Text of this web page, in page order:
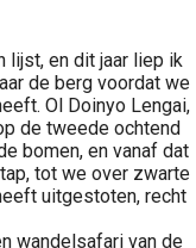
lijst, en dit jaar liep ik
de berg voordat we
Ol Doinyo Lengai,
de tweede ochtend
bomen, en vanaf dat
tot we over zwarte
uitgestoten, recht
wandelsafari van de